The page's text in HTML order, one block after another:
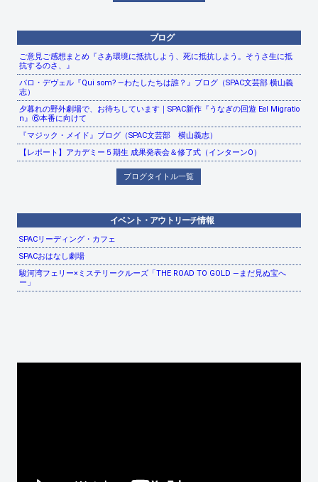
ブログ
ご意見ご感想まとめ『さあ環境に抵抗しよう、死に抵抗しよう。そうさ生に抵
抗するのさ、』
バロ・デヴェル『Qui som? ―わたしたちは誰？』ブログ（SPAC文芸部 横山義
志）
夕暮れの野外劇場で、お待ちしています｜SPAC新作『うなぎの回遊 Eel Migratio
n』⑥本番に向けて
『マジック・メイド』ブログ（SPAC文芸部 横山義志）
【レポート】アカデミー５期生 成果発表会＆修了式（インターンO）
ブログタイトル一覧
イベント・アウトリーチ情報
SPACリーディング・カフェ
SPACおはなし劇場
駿河湾フェリー×ミステリークルーズ「THE ROAD TO GOLD ―まだ見ぬ宝へ
ー」